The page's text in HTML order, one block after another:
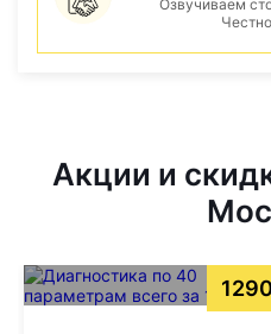
Озвучиваем
Акции и